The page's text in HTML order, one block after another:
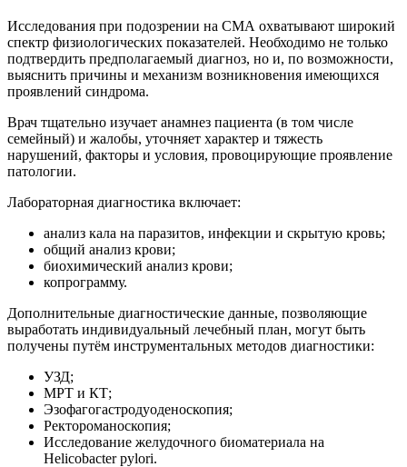
Исследования при подозрении на СМА охватывают широкий
спектр физиологических показателей. Необходимо не только
подтвердить предполагаемый диагноз, но и, по возможности,
выяснить причины и механизм возникновения имеющихся
проявлений синдрома.
Врач тщательно изучает анамнез пациента (в том числе
семейный) и жалобы, уточняет характер и тяжесть
нарушений, факторы и условия, провоцирующие проявление
патологии.
Лабораторная диагностика включает:
анализ кала на паразитов, инфекции и скрытую кровь;
общий анализ крови;
биохимический анализ крови;
копрограмму.
Дополнительные диагностические данные, позволяющие
выработать индивидуальный лечебный план, могут быть
получены путём инструментальных методов диагностики:
УЗД;
МРТ и КТ;
Эзофагогастродуоденоскопия;
Ректороманоскопия;
Исследование желудочного биоматериала на
Helicobacter pylori.